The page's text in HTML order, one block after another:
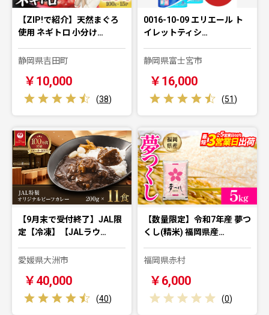
【ZIP!で紹介】天然まぐろ
使用 ネギトロ 小分け…
静岡県吉田町
￥10,000
(38)
0016-10-09 エリエール ト
イレットティシ…
静岡県富士宮市
￥16,000
(51)
【9月末で受付終了】JAL限
定【冷凍】【JALラウ…
愛媛県大洲市
￥40,000
(40)
【数量限定】令和7年産 夢つ
くし(精米) 福岡県産…
福岡県赤村
￥6,000
(0)